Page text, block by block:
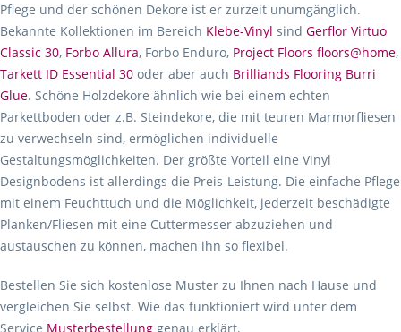
Pflege und der schönen Dekore ist er zurzeit unumgänglich.
Bekannte Kollektionen im Bereich Klebe-Vinyl sind Gerflor Virtuo
Classic 30, Forbo Allura, Forbo Enduro, Project Floors floors@home,
Tarkett ID Essential 30 oder aber auch Brilliands Flooring Burri
Glue. Schöne Holzdekore ähnlich wie bei einem echten
Parkettboden oder z.B. Steindekore, die mit teuren Marmorfliesen
zu verwechseln sind, ermöglichen individuelle
Gestaltungsmöglichkeiten. Der größte Vorteil eine Vinyl
Designbodens ist allerdings die Preis-Leistung. Die einfache Pflege
mit einem Feuchttuch und die Möglichkeit, jederzeit beschädigte
Planken/Fliesen mit eine Cuttermesser abzuziehen und
austauschen zu können, machen ihn so flexibel.
Bestellen Sie sich kostenlose Muster zu Ihnen nach Hause und
vergleichen Sie selbst. Wie das funktioniert wird unter dem
Service Musterbestellung genau erklärt.